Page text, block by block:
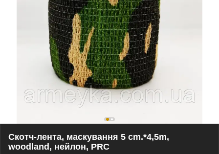
Скотч-лента, маскування 5 cm.*4,5m,
woodland, нейлон, PRC